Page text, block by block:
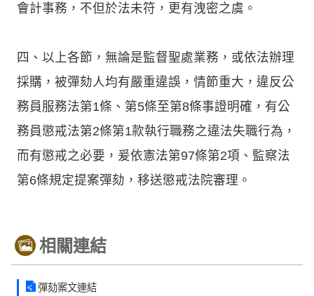
會計事務，不但於法未符，更有洩密之虞。
四、以上各節，無論是監督聖處業務，或依法辦理
採購，被彈劾人均有嚴重違誤，情節重大，違反公
務員服務法第1條、第5條至第8條事證明確，有公
務員懲戒法第2條第1款執行職務之違法失職行為，
而有懲戒之必要，爰依憲法第97條第2項、監察法
第6條規定提案彈劾，移送懲戒法院審理。
相關連結
彈劾案文連結